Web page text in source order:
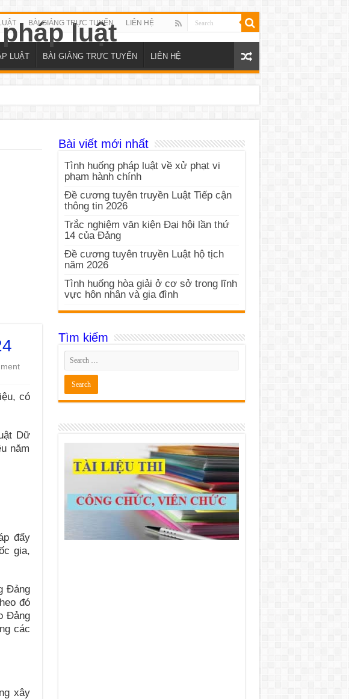
BÀI GIẢNG TRỰC TUYẾN LIÊN HỆ
LUẬT BÀI GIẢNG TRỰC TUYẾN LIÊN HỆ
có
Dữ
năm
đẩy
gia,
Đảng
đó
Đảng
các
xây
Bài viết mới nhất
Tình huống pháp luật về xử phạt vi
phạm hành chính
Đề cương tuyên truyền Luật Tiếp cận
thông tin 2026
Trắc nghiệm văn kiện Đại hội lần thứ
14 của Đảng
Đề cương tuyên truyền Luật hộ tịch
năm 2026
Tình huống hòa giải ở cơ sở trong lĩnh
vực hôn nhân và gia đình
Tìm kiếm